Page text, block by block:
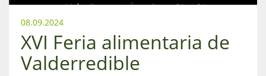
08.09.2024
XVI Feria alimentaria de
Valderredible